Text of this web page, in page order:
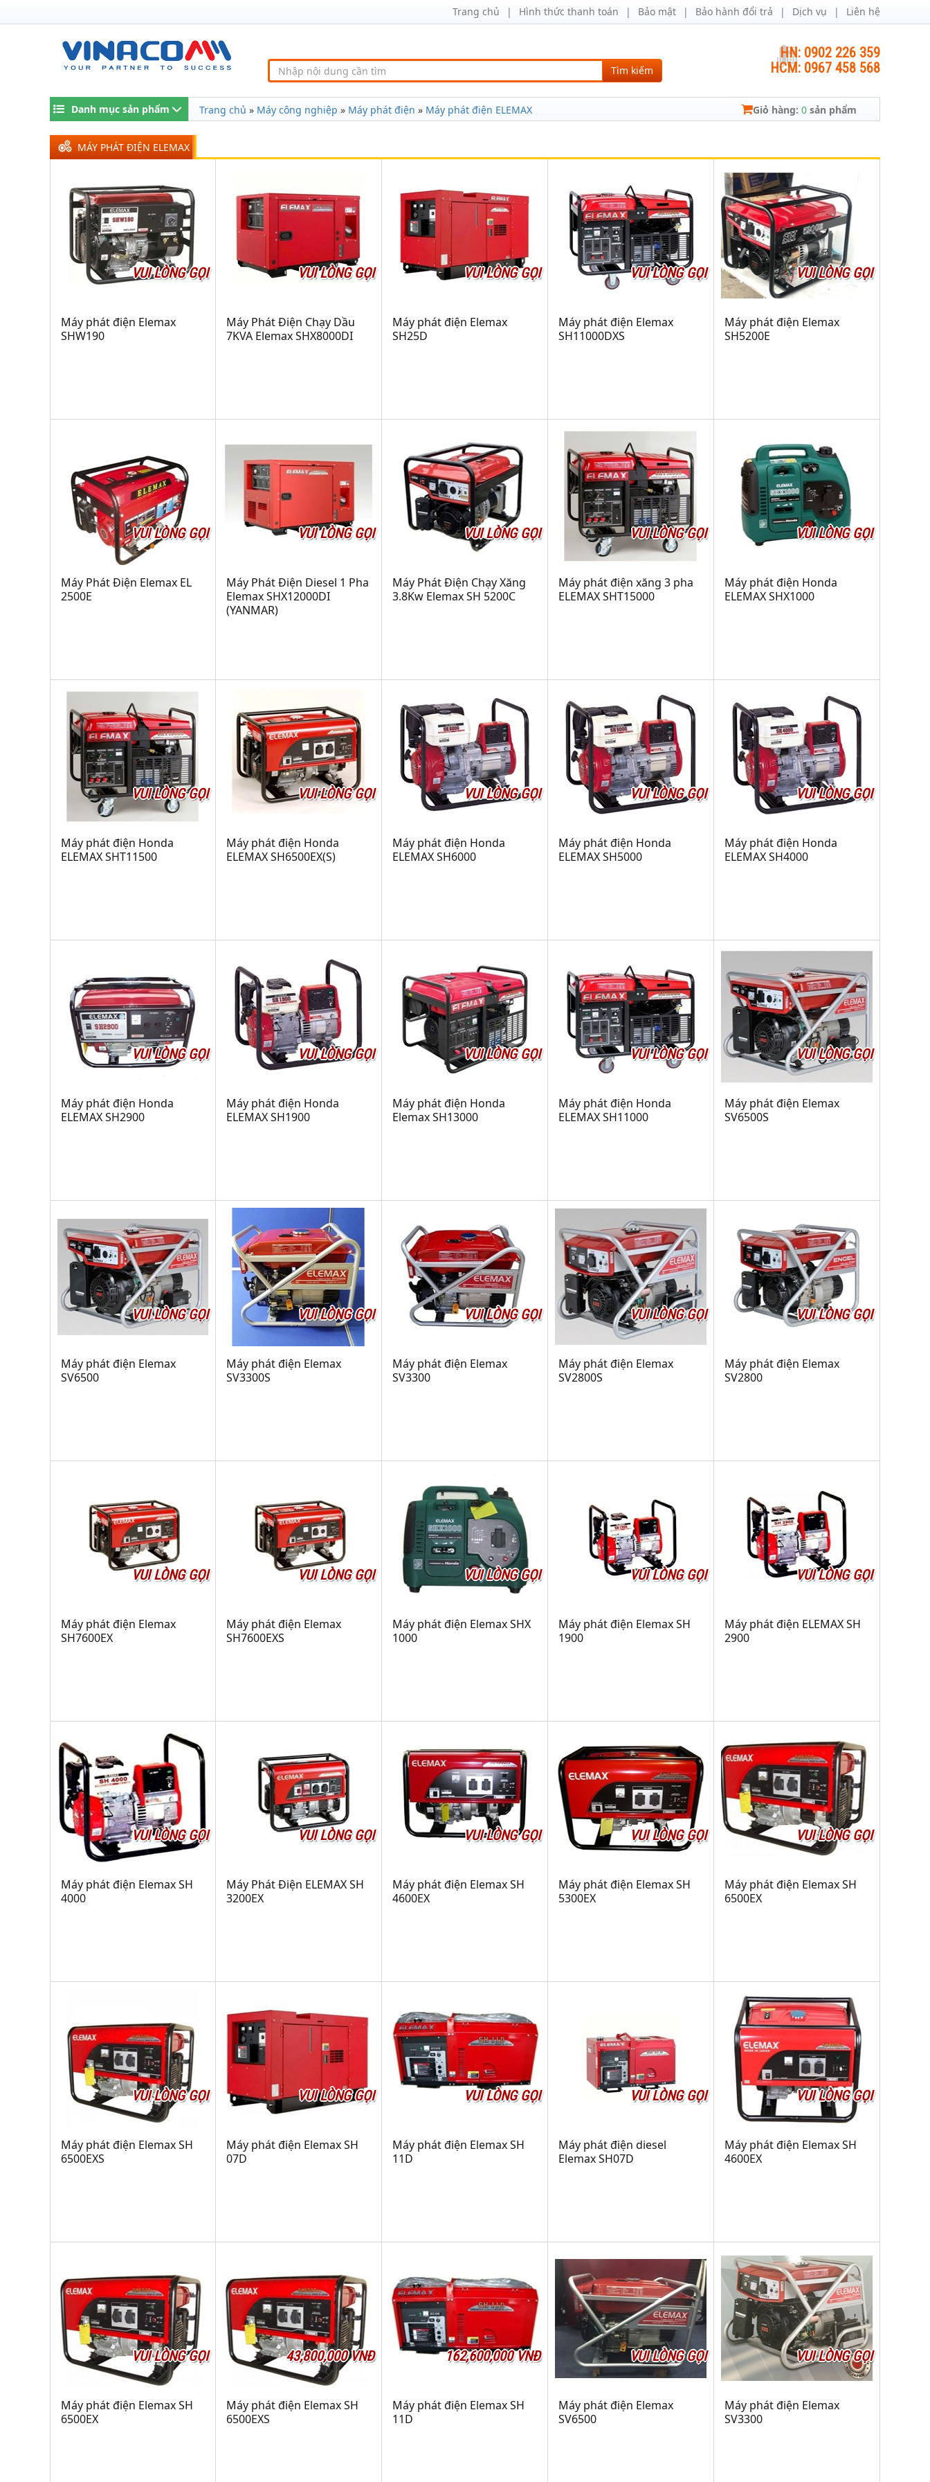
Trang chủ Hình thức thanh toán Bảo mật Bảo hành đổi trả Dịch vụ Liên hệ
Tìm kiếm
HN: 0902 226 359
HCM: 0967 458 568
Danh mục sản phẩm Trang chủ » Máy công nghiệp » Máy phát điện » Máy phát điện ELEMAX Giỏ hàng: 0 sản phẩm
MÁY PHÁT ĐIỆN ELEMAX
VUI LÒNG GỌI
Máy phát điện Elemax
SHW190
VUI LÒNG GỌI
Máy Phát Điện Chạy Dầu
7KVA Elemax SHX8000DI
VUI LÒNG GỌI
Máy phát điện Elemax
SH25D
VUI LÒNG GỌI
Máy phát điện Elemax
SH11000DXS
VUI LÒNG GỌI
Máy phát điện Elemax
SH5200E
VUI LÒNG GỌI
Máy Phát Điện Elemax EL
2500E
VUI LÒNG GỌI
Máy Phát Điện Diesel 1 Pha
Elemax SHX12000DI
(YANMAR)
VUI LÒNG GỌI
Máy Phát Điện Chạy Xăng
3.8Kw Elemax SH 5200C
VUI LÒNG GỌI
Máy phát điện xăng 3 pha
ELEMAX SHT15000
VUI LÒNG GỌI
Máy phát điện Honda
ELEMAX SHX1000
VUI LÒNG GỌI
Máy phát điện Honda
ELEMAX SHT11500
VUI LÒNG GỌI
Máy phát điện Honda
ELEMAX SH6500EX(S)
VUI LÒNG GỌI
Máy phát điện Honda
ELEMAX SH6000
VUI LÒNG GỌI
Máy phát điện Honda
ELEMAX SH5000
VUI LÒNG GỌI
Máy phát điện Honda
ELEMAX SH4000
VUI LÒNG GỌI
Máy phát điện Honda
ELEMAX SH2900
VUI LÒNG GỌI
Máy phát điện Honda
ELEMAX SH1900
VUI LÒNG GỌI
Máy phát điện Honda
Elemax SH13000
VUI LÒNG GỌI
Máy phát điện Honda
ELEMAX SH11000
VUI LÒNG GỌI
Máy phát điện Elemax
SV6500S
VUI LÒNG GỌI
Máy phát điện Elemax
SV6500
VUI LÒNG GỌI
Máy phát điện Elemax
SV3300S
VUI LÒNG GỌI
Máy phát điện Elemax
SV3300
VUI LÒNG GỌI
Máy phát điện Elemax
SV2800S
VUI LÒNG GỌI
Máy phát điện Elemax
SV2800
VUI LÒNG GỌI
Máy phát điện Elemax
SH7600EX
VUI LÒNG GỌI
Máy phát điện Elemax
SH7600EXS
VUI LÒNG GỌI
Máy phát điện Elemax SHX
1000
VUI LÒNG GỌI
Máy phát điện Elemax SH
1900
VUI LÒNG GỌI
Máy phát điện ELEMAX SH
2900
VUI LÒNG GỌI
Máy phát điện Elemax SH
4000
VUI LÒNG GỌI
Máy Phát Điện ELEMAX SH
3200EX
VUI LÒNG GỌI
Máy phát điện Elemax SH
4600EX
VUI LÒNG GỌI
Máy phát điện Elemax SH
5300EX
VUI LÒNG GỌI
Máy phát điện Elemax SH
6500EX
VUI LÒNG GỌI
Máy phát điện Elemax SH
6500EXS
VUI LÒNG GỌI
Máy phát điện Elemax SH
07D
VUI LÒNG GỌI
Máy phát điện Elemax SH
11D
VUI LÒNG GỌI
Máy phát điện diesel
Elemax SH07D
VUI LÒNG GỌI
Máy phát điện Elemax SH
4600EX
VUI LÒNG GỌI
Máy phát điện Elemax SH
6500EX
43,800,000 VNĐ
Máy phát điện Elemax SH
6500EXS
162,600,000 VNĐ
Máy phát điện Elemax SH
11D
VUI LÒNG GỌI
Máy phát điện Elemax
SV6500
VUI LÒNG GỌI
Máy phát điện Elemax
SV3300